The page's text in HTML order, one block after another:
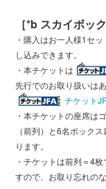
［*b スカイボッ
・購入はお一人様1セ
し込みできます。
・本チケットは
先行でのお取り扱いは
チケット
・本チケットの座席は
（前列）と6名ボック
ります。
・チケットは前列＝4
すので、お取り忘れの